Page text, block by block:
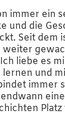
immer ein
und die
Seit dem
liebe es
lernen und
immer